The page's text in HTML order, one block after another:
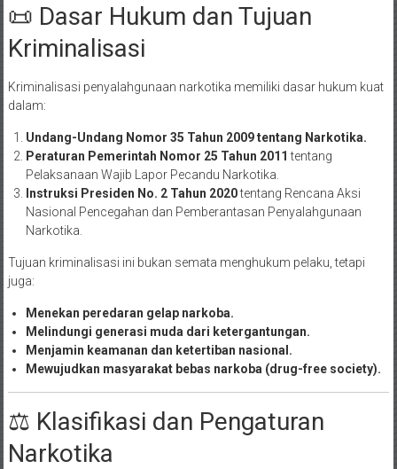
📜 Dasar Hukum dan Tujuan
Kriminalisasi
Kriminalisasi penyalahgunaan narkotika memiliki dasar hukum kuat
dalam:
Undang-Undang Nomor 35 Tahun 2009 tentang Narkotika.
Peraturan Pemerintah Nomor 25 Tahun 2011 tentang
Pelaksanaan Wajib Lapor Pecandu Narkotika.
Instruksi Presiden No. 2 Tahun 2020tentang Rencana Aksi
Nasional Pencegahan dan Pemberantasan Penyalahgunaan
Narkotika.
Tujuan kriminalisasi ini bukan semata menghukum pelaku, tetapi
juga:
Menekan peredaran gelap narkoba.
Melindungi generasi muda dari ketergantungan.
Menjamin keamanan dan ketertiban nasional.
Mewujudkan masyarakat bebas narkoba (drug-free society).
⚖️ Klasifikasi dan Pengaturan
Narkotika